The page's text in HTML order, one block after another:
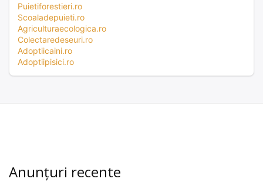
Puietiforestieri.ro
Scoaladepuieti.ro
Agriculturaecologica.ro
Colectaredeseuri.ro
Adoptiicaini.ro
Adoptiipisici.ro
Anunțuri recente